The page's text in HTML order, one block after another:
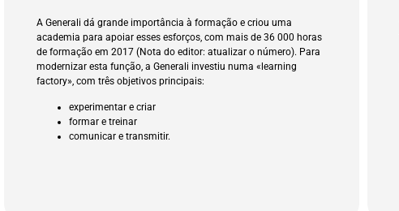
A Generali dá grande importância à formação e criou uma
academia para apoiar esses esforços, com mais de 36 000 horas
de formação em 2017 (Nota do editor: atualizar o número). Para
modernizar esta função, a Generali investiu numa «learning
factory», com três objetivos principais:
experimentar e criar
formar e treinar
comunicar e transmitir.